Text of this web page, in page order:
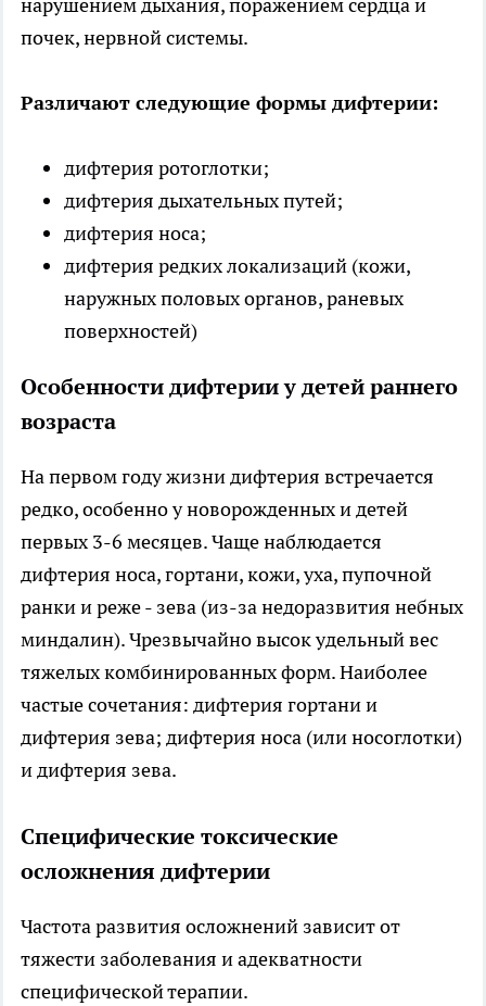
нарушением дыхания, поражением сердца и
почек, нервной системы.
Различают следующие формы дифтерии:
дифтерия ротоглотки;
дифтерия дыхательных путей;
дифтерия носа;
дифтерия редких локализаций (кожи,
наружных половых органов, раневых
поверхностей)
Особенности дифтерии у детей раннего
возраста
На первом году жизни дифтерия встречается
редко, особенно у новорожденных и детей
первых 3-6 месяцев. Чаще наблюдается
дифтерия носа, гортани, кожи, уха, пупочной
ранки и реже - зева (из-за недоразвития небных
миндалин). Чрезвычайно высок удельный вес
тяжелых комбинированных форм. Наиболее
частые сочетания: дифтерия гортани и
дифтерия зева; дифтерия носа (или носоглотки)
и дифтерия зева.
Специфические токсические
осложнения дифтерии
Частота развития осложнений зависит от
тяжести заболевания и адекватности
специфической терапии.